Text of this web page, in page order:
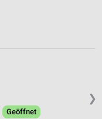
❯
Geöffnet